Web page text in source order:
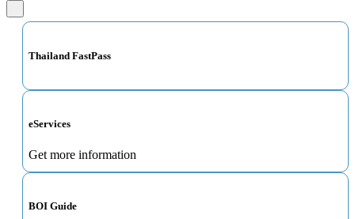
Thailand FastPass
eServices
Get more information
BOI Guide